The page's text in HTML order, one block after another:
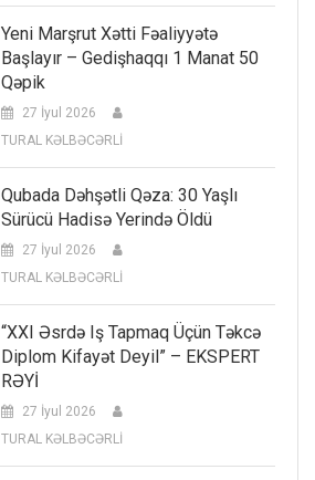
Yeni Marşrut Xətti Fəaliyyətə
Başlayır – Gedişhaqqı 1 Manat 50
Qəpik
27 İyul 2026
TURAL KƏLBƏCƏRLİ
Qubada Dəhşətli Qəza: 30 Yaşlı
Sürücü Hadisə Yerində Öldü
27 İyul 2026
TURAL KƏLBƏCƏRLİ
“XXI Əsrdə Iş Tapmaq Üçün Təkcə
Diplom Kifayət Deyil” – EKSPERT
RƏYİ
27 İyul 2026
TURAL KƏLBƏCƏRLİ